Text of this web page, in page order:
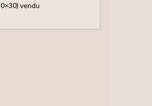
vendu